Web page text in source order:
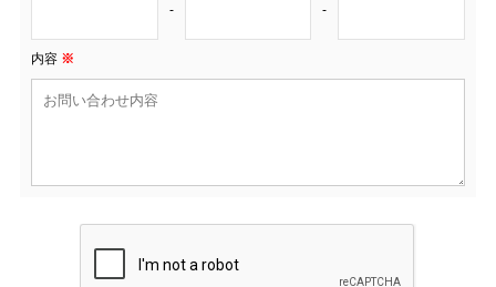
- -
内容 ※